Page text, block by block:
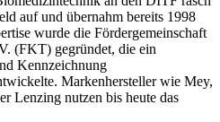
auf und übernahm bereits 1998
wurde die Fördergemeinschaft
(FKT) gegründet, die ein
Kennzeichnung
Markenhersteller wie Mey,
Lenzing nutzen bis heute das